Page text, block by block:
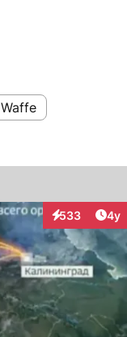
Waffe
533
Interaktionen
4y